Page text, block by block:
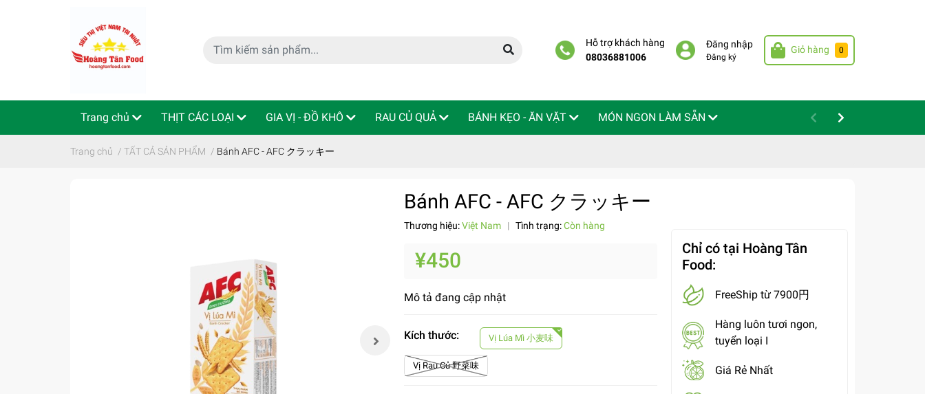
Hỗ trợ khách hàng
08036881006
Đăng nhập
Đăng ký
Giỏ hàng 0
Trang chủ THỊT CÁC LOẠI GIA VỊ - ĐỒ KHÔ RAU CỦ QUẢ BÁNH KẸO - ĂN VẶT MÓN NGON LÀM SẴN
特定商取引法 Indo - ThaiLan
Trang chủ / TẤT CẢ SẢN PHẨM / Bánh AFC - AFC クラッキー
Bánh AFC - AFC クラッキー
Thương hiệu:Việt Nam | Tình trạng:Còn hàng
¥450
Mô tả đang cập nhật
Kích thước: Vị Lúa Mì 小麦味
Vị Rau Củ 野菜味
Chỉ có tại Hoàng Tân
Food:
FreeShip từ 7900円
Hàng luôn tươi ngon,
tuyển loại I
Giá Rẻ Nhất